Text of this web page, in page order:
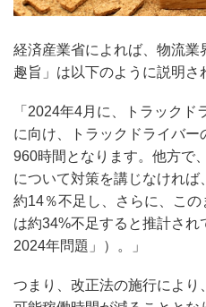
経済産業省によれば、物流業
趣旨」は以下のように説明さ
「2024年4月に、トラック
に向け、トラックドライバー
960時間となります。他方で
について対策を講じなけれ
約14％不足し、さらに、こ
は約34%不足すると推計さ
2024年問題」）。」
つまり、改正法の施行によ